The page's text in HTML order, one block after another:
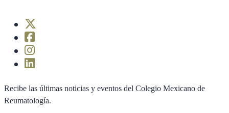
Recibe las últimas noticias y eventos del Colegio Mexicano de
Reumatología.